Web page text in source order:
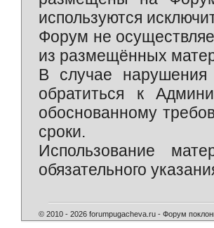
используются
Форум не
из размещённых
В случае нарушения
обратиться к
обоснованному
сроки.
Использование
обязательного
© 2010 - 2026 forumpugacheva.ru - Форум